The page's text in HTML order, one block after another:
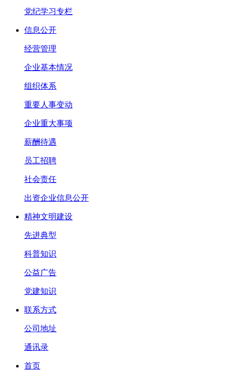
党纪学习专栏
信息公开
经营管理
企业基本情况
组织体系
重要人事变动
企业重大事项
薪酬待遇
员工招聘
社会责任
出资企业信息公开
精神文明建设
先进典型
科普知识
公益广告
党建知识
联系方式
公司地址
通讯录
首页